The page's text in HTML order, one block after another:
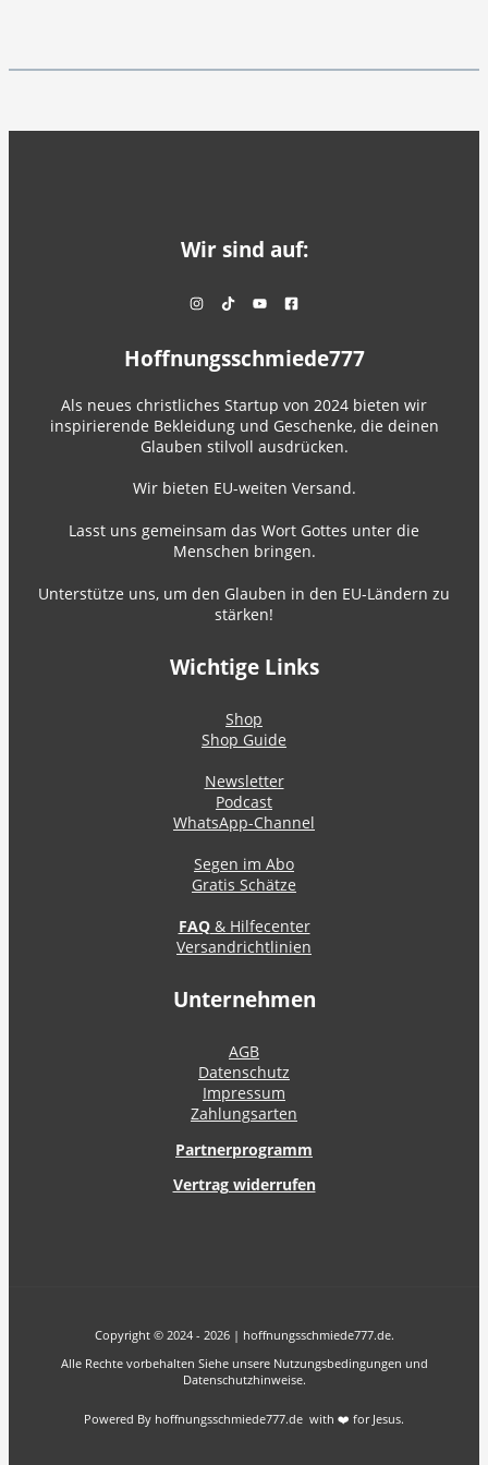
Wir sind auf:
Hoffnungsschmiede777
Als neues christliches Startup von 2024 bieten wir
inspirierende Bekleidung und Geschenke, die deinen
Glauben stilvoll ausdrücken.
Wir bieten EU-weiten Versand.
Lasst uns gemeinsam das Wort Gottes unter die
Menschen bringen.
Unterstütze uns, um den Glauben in den EU-Ländern zu
stärken!
Wichtige Links
Shop
Shop Guide
Newsletter
Podcast
WhatsApp-Channel
Segen im Abo
Gratis Schätze
FAQ& Hilfecenter
Versandrichtlinien
Unternehmen
AGB
Datenschutz
Impressum
Zahlungsarten
Partnerprogramm
Vertrag widerrufen
Copyright © 2024 - 2026 | hoffnungsschmiede777.de.
Alle Rechte vorbehalten Siehe unsere Nutzungsbedingungen und
Datenschutzhinweise.
Powered By hoffnungsschmiede777.de with ❤️ for Jesus.